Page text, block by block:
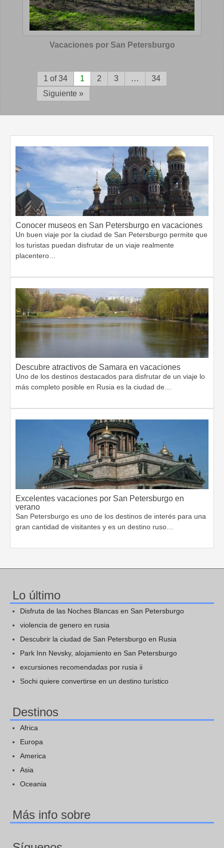
Vacaciones por San Petersburgo
1 of 34 1 2 3 …
34
Siguiente »
Conocer museos en San Petersburgo en vacaciones
Un buen viaje por la ciudad de San Petersburgo permite que
los turistas puedan disfrutar de un viaje realmente
placentero…
Descubre atractivos de Samara en vacaciones
Uno de los destinos destacados para disfrutar de un viaje lo
más completo posible en Rusia es la ciudad de…
Excelentes vacaciones por San Petersburgo en
verano
San Petersburgo es uno de los destinos de interés para una
gran cantidad de visitantes y es un destino ruso…
Lo último
Disfruta de las Noches Blancas en San Petersburgo
violencia de genero en rusia
Descubrir la ciudad de San Petersburgo en Rusia
Park Inn Nevsky, alojamiento en San Petersburgo
excursiones recomendadas por rusia ii
Sochi quiere convertirse en un destino turístico
Destinos
Africa
Europa
America
Asia
Oceania
Más info sobre